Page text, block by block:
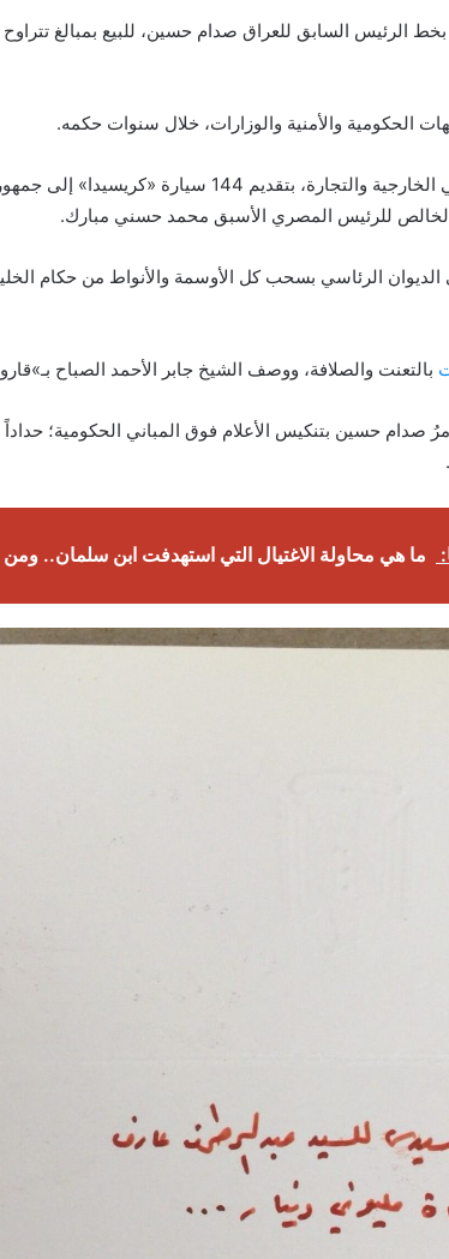
الحكومية والأمنية والوزارات، خلال سنوات حكمه.
144 سيارة «كريسيدا» إلى جمهورية
الخالص للرئيس المصري الأسبق محمد حسني مبارك.
الرئاسي بسحب كل الأوسمة والأنواط من حكام
بالتعنت والصلافة، ووصف الشيخ جابر الأحمد الصباح
صدام حسين بتنكيس الأعلام فوق المباني الحكومية؛
ما هي محاولة الاغتيال التي استهدفت ابن سلمان.. ومن